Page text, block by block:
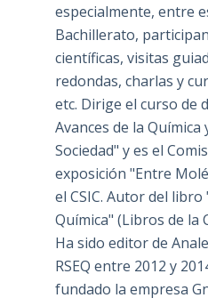
especialmente, entre
Bachillerato,
científicas, visitas
redondas, charlas y
etc. Dirige el curso de
Avances de la
Sociedad" y es el
exposición "Entre
el CSIC. Autor del libro
Química" (Libros de la
Ha sido editor de
RSEQ entre 2012 y
fundado la empresa